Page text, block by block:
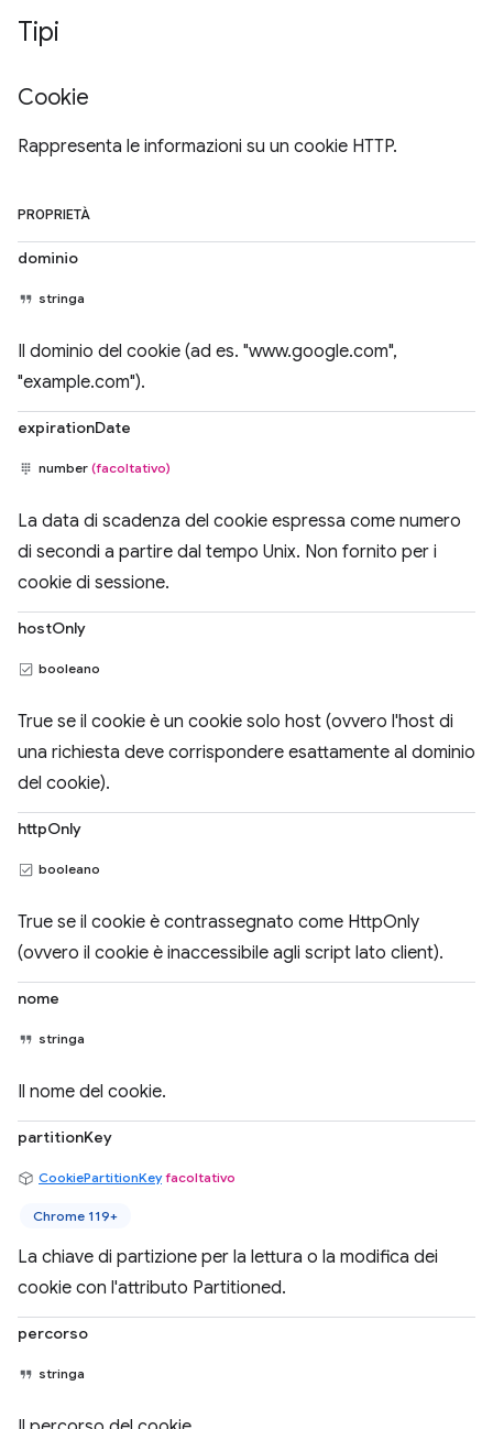
Tipi
Cookie
Rappresenta le informazioni su un cookie HTTP.
PROPRIETÀ
dominio
stringa
Il dominio del cookie (ad es. "www.google.com",
"example.com").
expirationDate
number (facoltativo)
La data di scadenza del cookie espressa come numero
di secondi a partire dal tempo Unix. Non fornito per i
cookie di sessione.
hostOnly
booleano
True se il cookie è un cookie solo host (ovvero l'host di
una richiesta deve corrispondere esattamente al dominio
del cookie).
httpOnly
booleano
True se il cookie è contrassegnato come HttpOnly
(ovvero il cookie è inaccessibile agli script lato client).
nome
stringa
Il nome del cookie.
partitionKey
CookiePartitionKey facoltativo
Chrome 119+
La chiave di partizione per la lettura o la modifica dei
cookie con l'attributo Partitioned.
percorso
stringa